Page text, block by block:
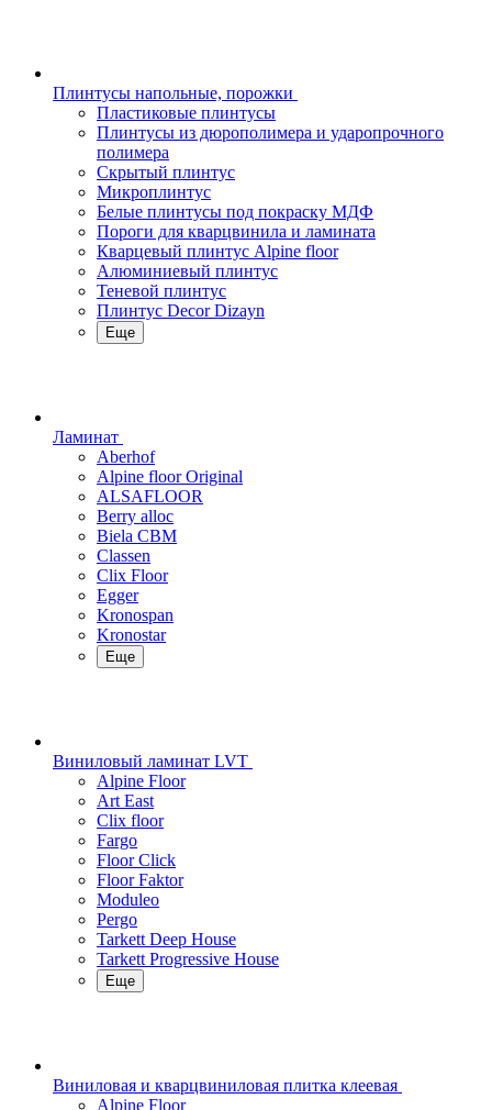
Плинтусы напольные, порожки
Пластиковые плинтусы
Плинтусы из дюрополимера и ударопрочного
полимера
Скрытый плинтус
Микроплинтус
Белые плинтусы под покраску МДФ
Пороги для кварцвинила и ламината
Кварцевый плинтус Alpine floor
Алюминиевый плинтус
Теневой плинтус
Плинтус Decor Dizayn
Еще
Ламинат
Aberhof
Alpine floor Original
ALSAFLOOR
Berry alloc
Biela CBM
Classen
Clix Floor
Egger
Kronospan
Kronostar
Еще
Виниловый ламинат LVT
Alpine Floor
Art East
Clix floor
Fargo
Floor Click
Floor Faktor
Moduleo
Pergo
Tarkett Deep House
Tarkett Progressive House
Еще
Виниловая и кварцвиниловая плитка клеевая
Alpine Floor